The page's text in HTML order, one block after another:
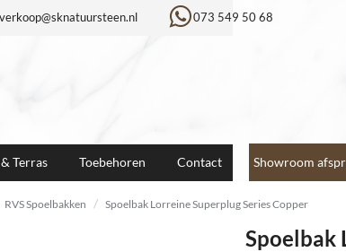
verkoop@sknatuursteen.nl 073 549 50 68
Terras Toebehoren Contact Showroom
RVS Spoelbakken Spoelbak Lorreine Superplug Series Copper
Spoelbak